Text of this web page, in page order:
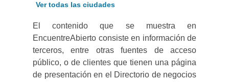
Ver todas las ciudades
El contenido que se muestra en
EncuentreAbierto consiste en información de
terceros, entre otras fuentes de acceso
público, o de clientes que tienen una página
de presentación en el Directorio de negocios